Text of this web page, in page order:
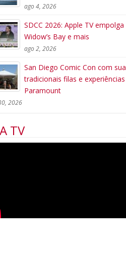
ago 4, 2026
SDCC 2026: Apple TV
Widow’s Bay e mais
ago 2, 2026
San Diego Comic Con com
tradicionais filas e experiências
Paramount
2026
TV